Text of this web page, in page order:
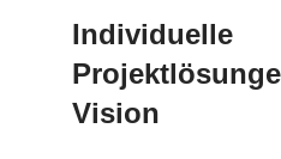
Individuelle
Vision